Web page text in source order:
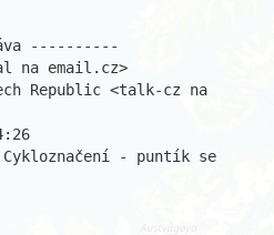
----------
na email.cz>
Republic <talk-cz na
- puntík se